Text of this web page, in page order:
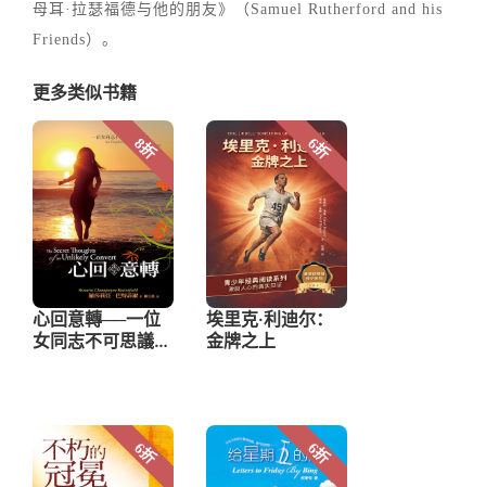
母耳·拉瑟福德与他的朋友》（Samuel Rutherford and his
Friends）。
更多类似书籍